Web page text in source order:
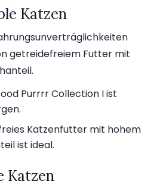
Katzen
getreidefreiem Futter mit
Purrrr Collection I ist
Katzenfutter mit hohem
ist ideal.
Katzen